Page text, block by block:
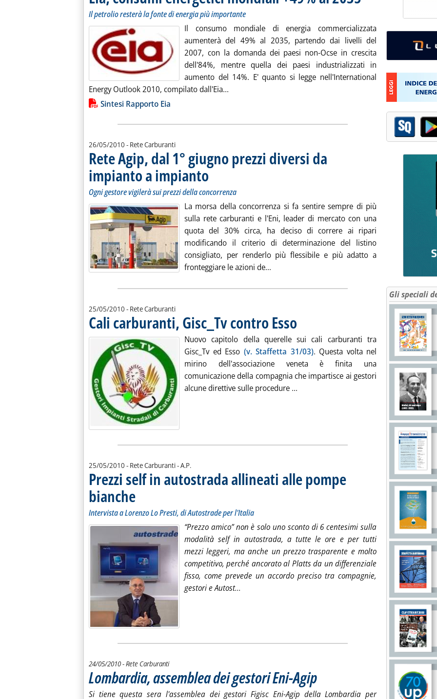
Il petrolio resterà la fonte di energia più importante
Il consumo mondiale di energia commercializzata
aumenterà del 49% al 2035, partendo dai livelli del
2007, con la domanda dei paesi non-Ocse in crescita
dell'84%, mentre quella dei paesi industrializzati in
aumento del 14%. E' quanto si legge nell'International
Energy Outlook 2010, compilato dall'Eia... Leggi tutta la notizia: 'Eia, consumi energetici mondiali
Lista allegati PDF alla notizia
Sintesi Rapporto Eia
26/05/2010 - Rete Carburanti
Rete Agip, dal 1° giugno prezzi diversi da
impianto a impianto. Sottotitolo: Ogni gestore vigilerà sui prezzi della concorrenza
. Pubblicata mercoledì 26 maggio 2010 alle 11.48.
Ogni gestore vigilerà sui prezzi della concorrenza
La morsa della concorrenza si fa sentire sempre di più
sulla rete carburanti e l'Eni, leader di mercato con una
quota del 30% circa, ha deciso di correre ai ripari
modificando il criterio di determinazione del listino
consigliato, per renderlo più flessibile e più adatto a
fronteggiare le azioni de... Leggi tutta la notizia: 'Rete Agip, dal 1°
25/05/2010 - Rete Carburanti
Cali carburanti, Gisc_Tv contro Esso . Pubblicata martedì 25 maggio 2010 alle 14.42.
Nuovo capitolo della querelle sui cali carburanti tra
Gisc_Tv ed Esso (v. Staffetta 31/03). Questa volta nel
mirino dell'associazione veneta è finita una
comunicazione della compagnia che impartisce ai gestori
alcune direttive sulle procedure ... Leggi tutta la notizia: 'Cali carburanti,
25/05/2010 - Rete Carburanti -di:
A.P.
Prezzi self in autostrada allineati alle pompe
bianche
Intervista a Lorenzo Lo Presti, di Autostrade per l'Italia
“Prezzo amico” non è solo uno sconto di 6 centesimi sulla
modalità self in autostrada, a tutte le ore e per tutti
mezzi leggeri, ma anche un prezzo trasparente e molto
competitivo, perché ancorato al Platts da un differenziale
fisso, come prevede un accordo preciso tra compagnie,
gestori e Autost... Leggi tutta la notizia: 'Prezzi self in autostrada allineati
24/05/2010- Rete Carburanti
Lombardia, assemblea dei gestori Eni-Agip . Pubblicata lunedì 24 maggio 2010 alle 14.40.
Si tiene questa sera l'assemblea dei gestori Figisc Eni-Agip della Lombardia per
Gli speciali